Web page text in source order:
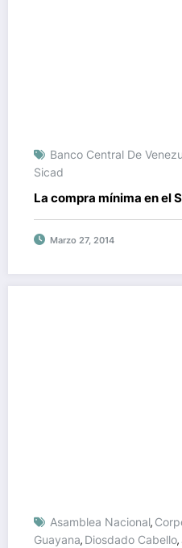
Banco Central De
Sicad
La compra mínima en el
Marzo 27, 2014
Asamblea Nacional,
Guayana, Diosdado Cabello,